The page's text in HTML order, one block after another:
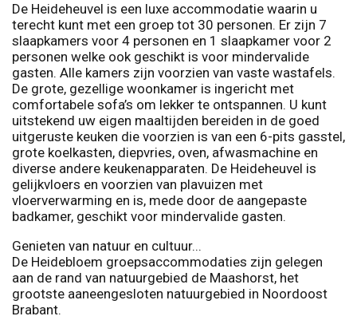
De Heideheuvel is een luxe accommodatie waarin u
terecht kunt met een groep tot 30 personen. Er zijn 7
slaapkamers voor 4 personen en 1 slaapkamer voor 2
personen welke ook geschikt is voor mindervalide
gasten. Alle kamers zijn voorzien van vaste wastafels.
De grote, gezellige woonkamer is ingericht met
comfortabele sofa’s om lekker te ontspannen. U kunt
uitstekend uw eigen maaltijden bereiden in de goed
uitgeruste keuken die voorzien is van een 6-pits gasstel,
grote koelkasten, diepvries, oven, afwasmachine en
diverse andere keukenapparaten. De Heideheuvel is
gelijkvloers en voorzien van plavuizen met
vloerverwarming en is, mede door de aangepaste
badkamer, geschikt voor mindervalide gasten.
Genieten van natuur en cultuur...
De Heidebloem groepsaccommodaties zijn gelegen
aan de rand van natuurgebied de Maashorst, het
grootste aaneengesloten natuurgebied in Noordoost
Brabant.